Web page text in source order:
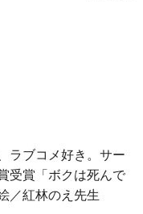
ラブコメ好き。サー
受賞「ボクは死んで
／紅林のえ先生